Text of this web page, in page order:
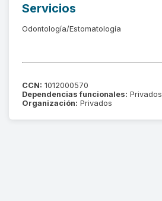
Servicios
Odontología/Estomatología
CCN: 1012000570
Dependencias funcionales: Privados
Organización: Privados